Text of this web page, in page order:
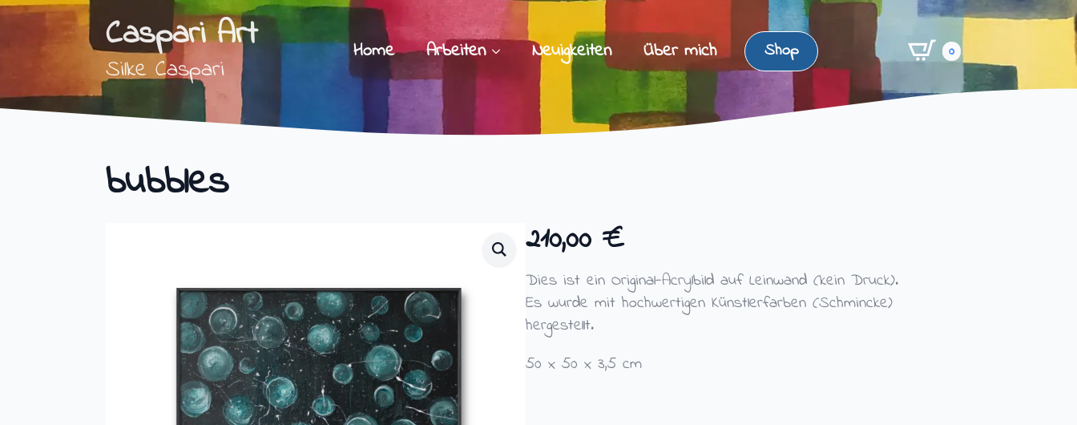
Caspari Art
Silke Caspari
Home Arbeiten Neuigkeiten Über mich Shop 0
bubbles
210,00 €
Dies ist ein Original-Acrylbild auf Leinwand (kein Druck).
Es wurde mit hochwertigen Künstlerfarben (Schmincke)
hergestellt.
50 x 50 x 3,5 cm